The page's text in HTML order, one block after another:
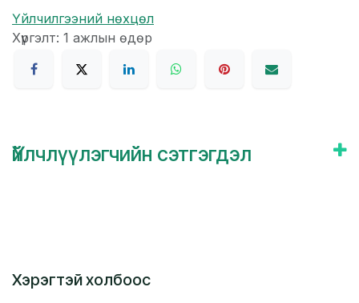
Үйлчилгээний нөхцөл
Хүргэлт: 1 ажлын өдөр
Үйлчлүүлэгчийн сэтгэгдэл
Хэрэгтэй холбоос